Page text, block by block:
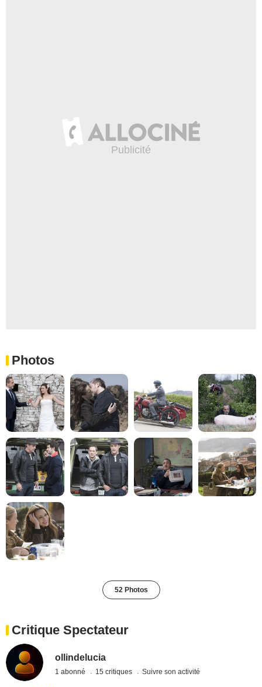
Photos
52 Photos
Critique Spectateur
ollindelucia
1 abonné 15 critiques Suivre son activité